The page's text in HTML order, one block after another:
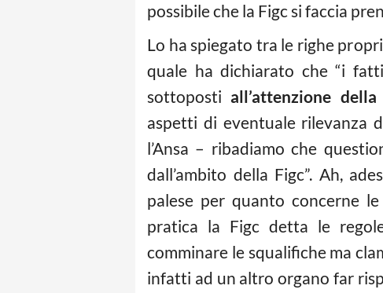
possibile che la Figc si faccia
Lo ha spiegato tra le righe
quale ha dichiarato che “i
sottoposti all’attenzione
aspetti di eventuale rilevanza
l’Ansa – ribadiamo che
dall’ambito della Figc”. Ah,
palese per quanto concerne
pratica la Figc detta le
comminare le squalifiche ma
infatti ad un altro organo far